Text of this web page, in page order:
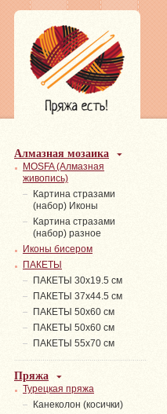
Алмазная мозаика
MOSFA (Алмазная
живопись)
Картина стразами
(набор) Иконы
Картина стразами
(набор) разное
Иконы бисером
ПАКЕТЫ
ПАКЕТЫ 30х19.5 см
ПАКЕТЫ 37х44.5 см
ПАКЕТЫ 50х60 см
ПАКЕТЫ 50х60 см
ПАКЕТЫ 55х70 см
Пряжа
Турецкая пряжа
Канеколон (косички)